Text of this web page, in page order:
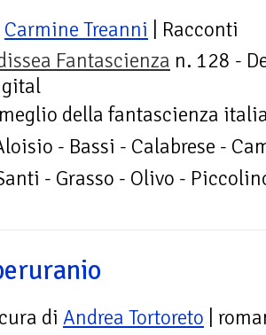
Carmine Treanni | Racconti
Fantascienza n. 128 -
della fantascienza
- Bassi - Calabrese -
- Grasso - Olivo -
di Andrea Tortoreto |